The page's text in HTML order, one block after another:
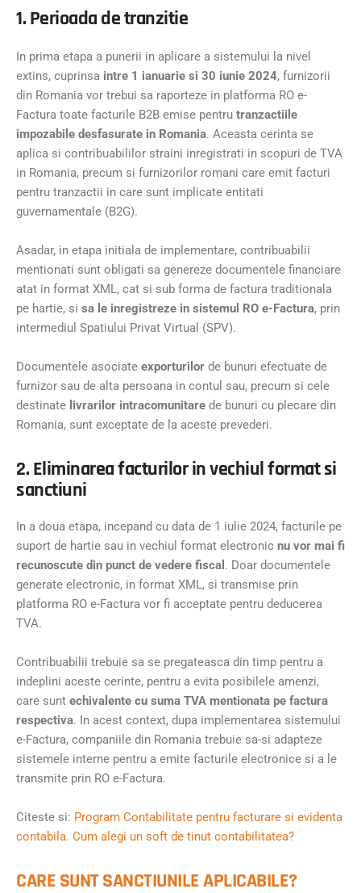
1. Perioada de tranzitie
In prima etapa a punerii in aplicare a sistemului la nivel
extins, cuprinsa intre 1 ianuarie si 30 iunie 2024, furnizorii
din Romania vor trebui sa raporteze in platforma RO e-
Factura toate facturile B2B emise pentru tranzactiile
impozabile desfasurate in Romania. Aceasta cerinta se
aplica si contribuabililor straini inregistrati in scopuri de TVA
in Romania, precum si furnizorilor romani care emit facturi
pentru tranzactii in care sunt implicate entitati
guvernamentale (B2G).
Asadar, in etapa initiala de implementare, contribuabilii
mentionati sunt obligati sa genereze documentele financiare
atat in format XML, cat si sub forma de factura traditionala
pe hartie, si sa le inregistreze in sistemul RO e-Factura, prin
intermediul Spatiului Privat Virtual (SPV).
Documentele asociate exporturilor de bunuri efectuate de
furnizor sau de alta persoana in contul sau, precum si cele
destinate livrarilor intracomunitare de bunuri cu plecare din
Romania, sunt exceptate de la aceste prevederi.
2. Eliminarea facturilor in vechiul format si
sanctiuni
In a doua etapa, incepand cu data de 1 iulie 2024, facturile pe
suport de hartie sau in vechiul format electronic nu vor mai fi
recunoscute din punct de vedere fiscal . Doar documentele
generate electronic, in format XML, si transmise prin
platforma RO e-Factura vor fi acceptate pentru deducerea
TVA.
Contribuabilii trebuie sa se pregateasca din timp pentru a
indeplini aceste cerinte, pentru a evita posibilele amenzi,
care sunt echivalente cu suma TVA mentionata pe factura
respectiva. In acest context, dupa implementarea sistemului
e-Factura, companiile din Romania trebuie sa-si adapteze
sistemele interne pentru a emite facturile electronice si a le
transmite prin RO e-Factura.
Citeste si: Program Contabilitate pentru facturare si evidenta
contabila. Cum alegi un soft de tinut contabilitatea?
CARE SUNT SANCTIUNILE APLICABILE?